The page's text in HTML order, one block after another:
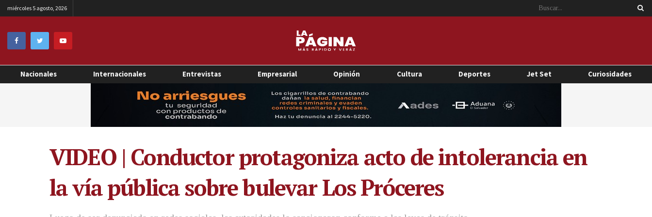
miércoles 5 agosto, 2026
Nacionales Internacionales Entrevistas Empresarial Opinión Cultura Deportes Jet Set Curiosidades
VIDEO | Conductor protagoniza acto de intolerancia en
la vía pública sobre bulevar Los Próceres